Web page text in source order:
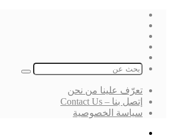
بحث
تعرّف علينا من نحن
إتصل بنا – Contact Us
سياسة الخصوصية